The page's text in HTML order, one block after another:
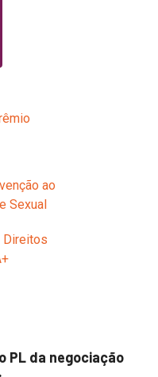
PL da negociação